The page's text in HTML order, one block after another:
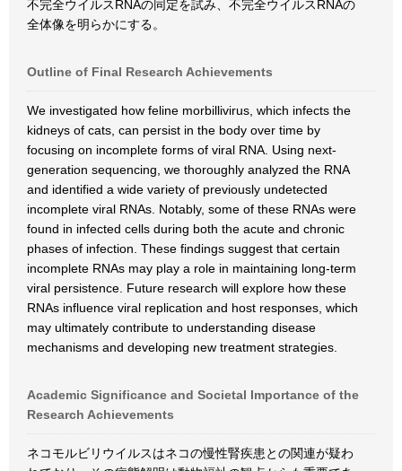
不完全ウイルスRNAの同定を試み、不完全ウイルスRNAの
全体像を明らかにする。
Outline of Final Research Achievements
We investigated how feline morbillivirus, which infects the
kidneys of cats, can persist in the body over time by
focusing on incomplete forms of viral RNA. Using next-
generation sequencing, we thoroughly analyzed the RNA
and identified a wide variety of previously undetected
incomplete viral RNAs. Notably, some of these RNAs were
found in infected cells during both the acute and chronic
phases of infection. These findings suggest that certain
incomplete RNAs may play a role in maintaining long-term
viral persistence. Future research will explore how these
RNAs influence viral replication and host responses, which
may ultimately contribute to understanding disease
mechanisms and developing new treatment strategies.
Academic Significance and Societal Importance of the
Research Achievements
ネコモルビリウイルスはネコの慢性腎疾患との関連が疑わ